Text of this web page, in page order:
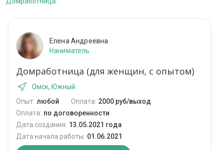
Елена Андреевна
Наниматель
Домработница (для женщин, с опытом)
Омск, Южный
Опыт: любой Оплата: 2000 руб/выход
Оплата: по договоренности
Дата создания: 13.05.2021 года
Дата начала работы: 01.06.2021